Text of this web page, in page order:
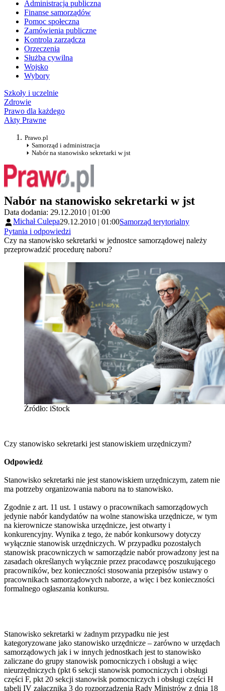
Administracja publiczna
Finanse samorządów
Pomoc społeczna
Zamówienia publiczne
Kontrola zarządcza
Orzeczenia
Służba cywilna
Wojsko
Wybory
Szkoły i uczelnie
Zdrowie
Prawo dla każdego
Akty Prawne
Prawo.pl
Samorząd i administracja
Nabór na stanowisko sekretarki w jst
Nabór na stanowisko sekretarki w jst
Data dodania: 29.12.2010 | 01:00
Michał Culepa29.12.2010 | 01:00Samorząd terytorialny
Pytania i odpowiedzi
Czy na stanowisko sekretarki w jednostce samorządowej należy
przeprowadzić procedurę naboru?
Źródło: iStock
Czy stanowisko sekretarki jest stanowiskiem urzędniczym?
Odpowiedź
Stanowisko sekretarki nie jest stanowiskiem urzędniczym, zatem nie
ma potrzeby organizowania naboru na to stanowisko.
Zgodnie z art. 11 ust. 1 ustawy o pracownikach samorządowych
jedynie nabór kandydatów na wolne stanowiska urzędnicze, w tym
na kierownicze stanowiska urzędnicze, jest otwarty i
konkurencyjny. Wynika z tego, że nabór konkursowy dotyczy
wyłącznie stanowisk urzędniczych. W przypadku pozostałych
stanowisk pracowniczych w samorządzie nabór prowadzony jest na
zasadach określanych wyłącznie przez pracodawcę poszukującego
pracowników, bez konieczności stosowania przepisów ustawy o
pracownikach samorządowych naborze, a więc i bez konieczności
formalnego ogłaszania konkursu.
Stanowisko sekretarki w żadnym przypadku nie jest
kategoryzowane jako stanowisko urzędnicze – zarówno w urzędach
samorządowych jak i w innych jednostkach jest to stanowisko
zaliczane do grupy stanowisk pomocniczych i obsługi a więc
nieurzędniczych (pkt 6 sekcji stanowisk pomocniczych i obsługi
części F, pkt 20 sekcji stanowisk pomocniczych i obsługi części H
tabeli IV załącznika 3 do rozporządzenia Rady Ministrów z dnia 18